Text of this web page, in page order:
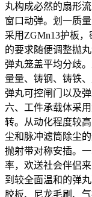
丸构成必然的扇形
窗口动弹。划一质
采用ZGMn13护板
的要求随便调整抛
弹丸笼盖平均分歧
量量、铸钢、铸铁
弹丸可控闸门以及
六、工件承载体采
转。从动化程度较
尘和脉冲滤筒除尘
抛射带对称安插。
率，欢送社会伴侣
到较全面温和的弹
胶板、尼龙毛刷、